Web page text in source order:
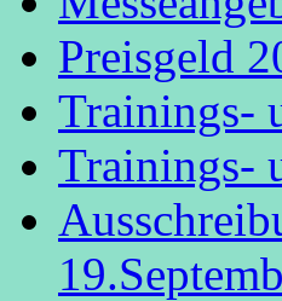
Preisgeld
Trainings-
Trainings-